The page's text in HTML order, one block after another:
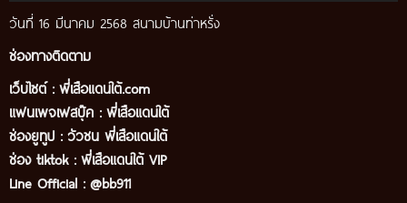
วันที่ 16 มีนาคม 2568 สนามบ้านท่าหรั่ง
ช่องทางติดตาม
เว็บไซต์ : พี่เสือแดนใต้.com
แฟนเพจเฟสบุ๊ค : พี่เสือแดนใต้
ช่องยูทูป : วัวชน พี่เสือแดนใต้
ช่อง tiktok : พี่เสือแดนใต้ VIP
Line Official : @bb911